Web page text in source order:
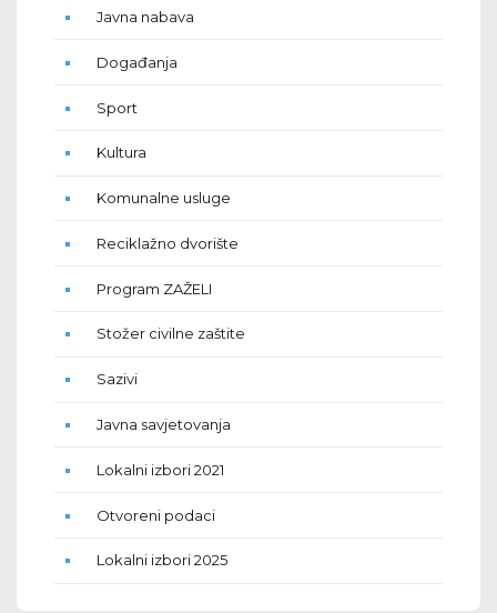
Javna nabava
Događanja
Sport
Kultura
Komunalne usluge
Reciklažno dvorište
Program ZAŽELI
Stožer civilne zaštite
Sazivi
Javna savjetovanja
Lokalni izbori 2021
Otvoreni podaci
Lokalni izbori 2025